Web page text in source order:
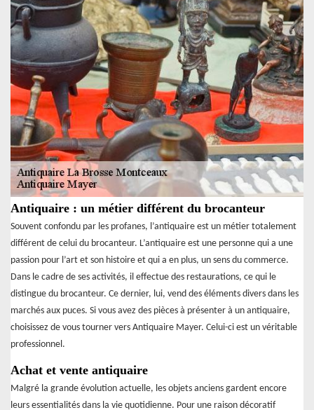
Antiquaire : un métier différent du brocanteur
Souvent confondu par les profanes, l’antiquaire est un métier totalement
différent de celui du brocanteur. L’antiquaire est une personne qui a une
passion pour l’art et son histoire et qui a en plus, un sens du commerce.
Dans le cadre de ses activités, il effectue des restaurations, ce qui le
distingue du brocanteur. Ce dernier, lui, vend des éléments divers dans les
marchés aux puces. Si vous avez des pièces à présenter à un antiquaire,
choisissez de vous tourner vers Antiquaire Mayer. Celui-ci est un véritable
professionnel.
Achat et vente antiquaire
Malgré la grande évolution actuelle, les objets anciens gardent encore
leurs essentialités dans la vie quotidienne. Pour une raison décoratif